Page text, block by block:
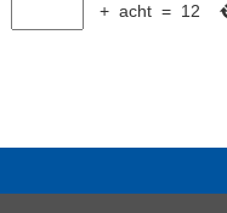
+ acht = 12